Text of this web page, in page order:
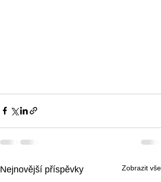
Nejnovější příspěvky Zobrazit vše